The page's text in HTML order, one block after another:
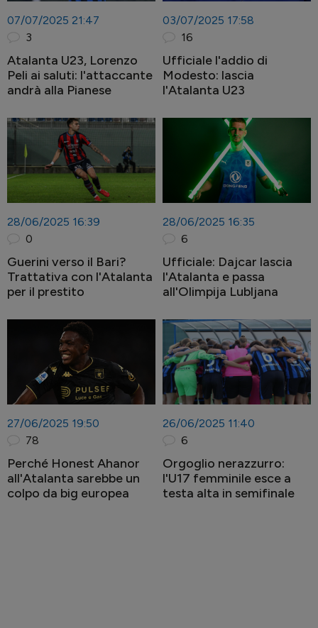
07/07/2025 21:47
3
Atalanta U23, Lorenzo
Peli ai saluti: l'attaccante
andrà alla Pianese
03/07/2025 17:58
16
Ufficiale l'addio di
Modesto: lascia
l'Atalanta U23
28/06/2025 16:39
0
Guerini verso il Bari?
Trattativa con l'Atalanta
per il prestito
28/06/2025 16:35
6
Ufficiale: Dajcar lascia
l'Atalanta e passa
all'Olimpija Lubljana
27/06/2025 19:50
78
Perché Honest Ahanor
all'Atalanta sarebbe un
colpo da big europea
26/06/2025 11:40
6
Orgoglio nerazzurro:
l'U17 femminile esce a
testa alta in semifinale